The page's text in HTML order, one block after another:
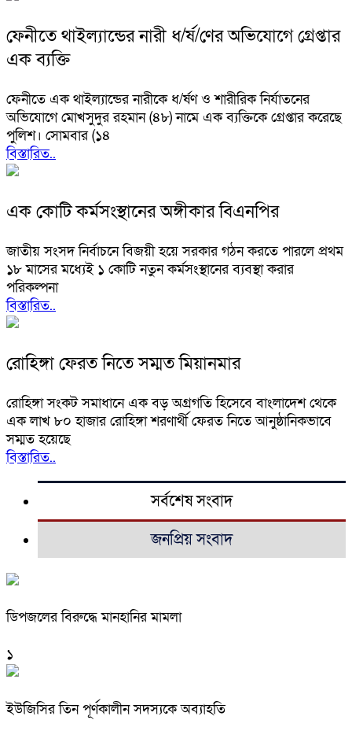
ফেনীতে থাইল্যান্ডের নারী ধ/র্ষ/ণের অভিযোগে গ্রেপ্তার
এক ব্যক্তি
ফেনীতে এক থাইল্যান্ডের নারীকে ধ/র্ষণ ও শারীরিক নির্যাতনের
অভিযোগে মোখসুদুর রহমান (৪৮) নামে এক ব্যক্তিকে গ্রেপ্তার করেছে
পুলিশ। সোমবার (১৪
বিস্তারিত..
এক কোটি কর্মসংস্থানের অঙ্গীকার বিএনপির
জাতীয় সংসদ নির্বাচনে বিজয়ী হয়ে সরকার গঠন করতে পারলে প্রথম
১৮ মাসের মধ্যেই ১ কোটি নতুন কর্মসংস্থানের ব্যবস্থা করার
পরিকল্পনা
বিস্তারিত..
রোহিঙ্গা ফেরত নিতে সম্মত মিয়ানমার
রোহিঙ্গা সংকট সমাধানে এক বড় অগ্রগতি হিসেবে বাংলাদেশ থেকে
এক লাখ ৮০ হাজার রোহিঙ্গা শরণার্থী ফেরত নিতে আনুষ্ঠানিকভাবে
সম্মত হয়েছে
বিস্তারিত..
সর্বশেষ সংবাদ
জনপ্রিয় সংবাদ
ডিপজলের বিরুদ্ধে মানহানির মামলা
১
ইউজিসির তিন পূর্ণকালীন সদস্যকে অব্যাহতি